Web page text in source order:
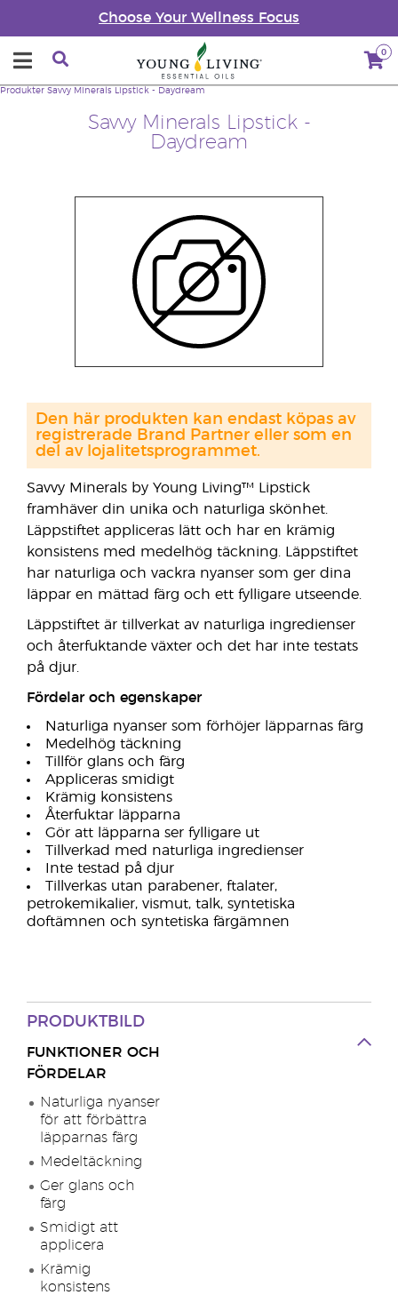
Choose Your Wellness Focus
0
Savvy Minerals Lipstick -
Daydream
Produkter Savvy Minerals Lipstick - Daydream
Savvy Minerals by Young Living™ Lipstick
framhäver din unika och naturliga skönhet.
Läppstiftet appliceras lätt och har en krämig
konsistens med medelhög täckning. Läppstiftet
har naturliga och vackra nyanser som ger dina
läppar en mättad färg och ett fylligare utseende.
Läppstiftet är tillverkat av naturliga ingredienser
och återfuktande växter och det har inte testats
på djur.
Fördelar och egenskaper
Naturliga nyanser som förhöjer läpparnas färg
Medelhög täckning
Tillför glans och färg
Appliceras smidigt
Krämig konsistens
Återfuktar läpparna
Gör att läpparna ser fylligare ut
Tillverkad med naturliga ingredienser
Inte testad på djur
Tillverkas utan parabener, ftalater,
petrokemikalier, vismut, talk, syntetiska
doftämnen och syntetiska färgämnen
Den här produkten kan endast köpas av
registrerade Brand Partner eller som en
del av lojalitetsprogrammet.
PRODUKTBILD
FUNKTIONER OCH
FÖRDELAR
Naturliga nyanser
för att förbättra
läpparnas färg
Medeltäckning
Ger glans och
färg
Smidigt att
applicera
Krämig
konsistens